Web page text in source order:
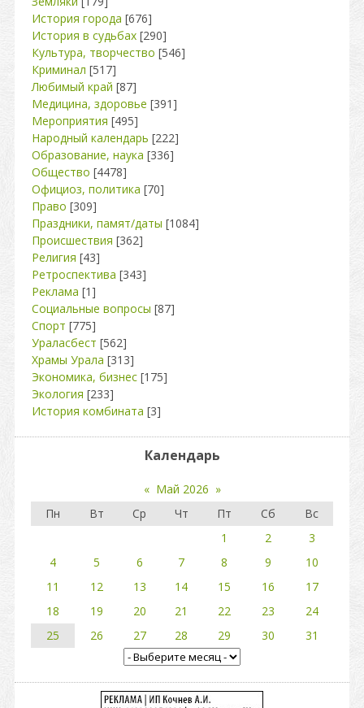
История города [676]
История в судьбах [290]
Культура, творчество [546]
Криминал [517]
Любимый край [87]
Медицина, здоровье [391]
Мероприятия [495]
Народный календарь [222]
Образование, наука [336]
Общество [4478]
Официоз, политика [70]
Право [309]
Праздники, памят/даты [1084]
Происшествия [362]
Религия [43]
Ретроспектива [343]
Реклама [1]
Социальные вопросы [87]
Спорт [775]
Ураласбест [562]
Храмы Урала [313]
Экономика, бизнес [175]
Экология [233]
История комбината [3]
Календарь
« Май 2026 »
Пн
Вт Ср Чт Пт Сб
Вс
1
2
3
4
5 6 7 8 9
10
11
12 13 14 15 16
17
18
19 20 21 22 23
24
25
26 27 28 29 30 31